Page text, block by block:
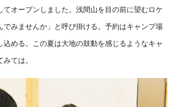
てオープンしました。浅間山を目の前に望むロケ
でみませんか」と呼び掛ける。予約はキャンプ場
める。この夏は大地の鼓動を感じるようなキャ
ては。